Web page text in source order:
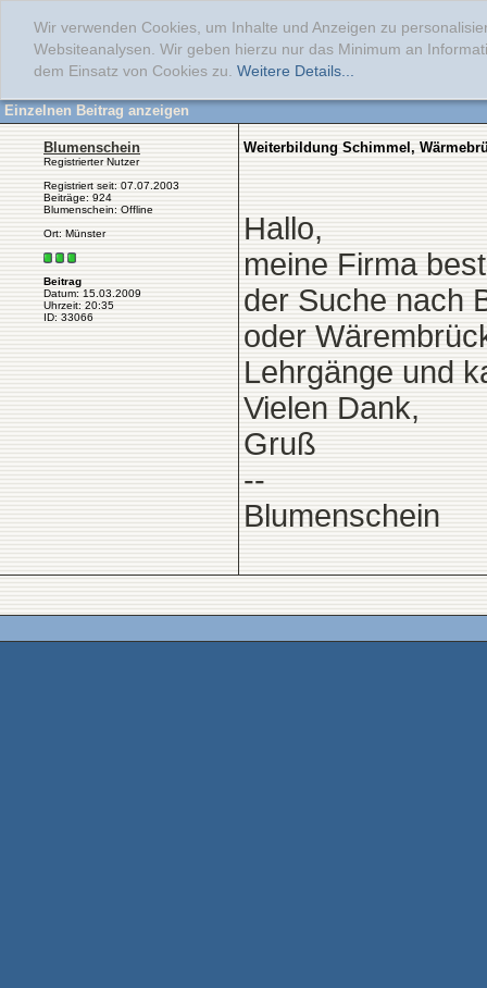
Wir verwenden Cookies, um Inhalte und Anzeigen zu
Websiteanalysen. Wir geben hierzu nur das Minimum an
dem Einsatz von Cookies zu. Weitere Details...
Einzelnen Beitrag anzeigen
Blumenschein
Registrierter Nutzer
Registriert seit: 07.07.2003
Beiträge: 924
Blumenschein: Offline
Ort: Münster
Beitrag
Datum: 15.03.2009
Uhrzeit: 20:35
ID: 33066
Weiterbildung Schimmel,
Hallo,
meine Firma
der Suche nach
oder
Lehrgänge und
Vielen Dank,
Gruß
--
Blumenschein